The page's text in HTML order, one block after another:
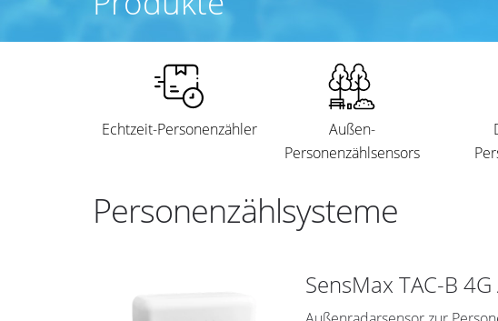
Echtzeit-Personenzähler
Außen-
Personenzählsensors
Personenzählsysteme
SensMax TAC-B